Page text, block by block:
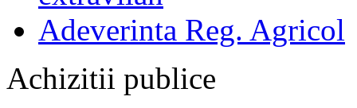
Adeverinta Reg. Agricol
Achizitii publice